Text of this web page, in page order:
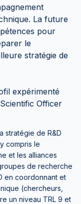
La future
pour
le
stratégie de
expérimenté
Officer
stratégie de R&D
compris le
et les alliances
de recherche
en coordonnant et
(chercheurs,
un niveau TRL 9 et